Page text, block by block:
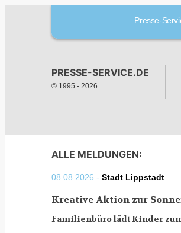
Presse-
PRESSE-SERVICE.DE
© 1995 - 2026
ALLE MELDUNGEN:
08.08.2026 - Stadt Lippstadt
Kreative Aktion zur
Familienbüro lädt Kinder